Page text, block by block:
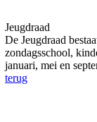
Jeugdraad
De Jeugdraad
zondagsschool,
januari, mei en
terug